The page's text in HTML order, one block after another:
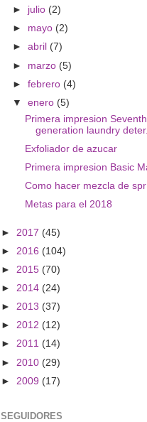
► julio (2)
► mayo (2)
►abril (7)
► marzo (5)
►febrero (4)
▼enero (5)
Primera impresion Seventh
generation laundry
Exfoliador de azucar
Primera impresion Basic
Como hacer mezcla de
Metas para el 2018
► 2017 (45)
► 2016 (104)
► 2015 (70)
► 2014 (24)
► 2013 (37)
► 2012 (12)
► 2011 (14)
► 2010 (29)
► 2009 (17)
SEGUIDORES